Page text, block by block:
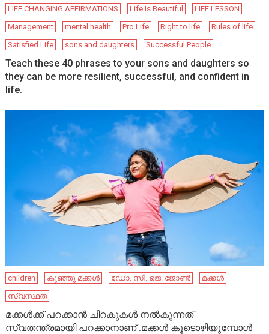
LIFE CHANGING AFFIRMATIONS
Life Is Beautiful
LIFE LESSON
Management
mental health Pro Life Right to life
Rules of life
Satisfied Life
sons and daughters Successful People
Teach these 40 phrases to your sons and daughters so
they can be more resilient, successful, and confident in
life.
children കുഞ്ഞു മക്കൾ ഡോ. സി. ജെ. ജോൺ
മക്കൾ
സ്വസ്ഥത
മക്കൾക്ക് പറക്കാൻ ചിറകുകൾ നൽകുന്നത്
സ്വതന്ത്രമായി പറക്കാനാണ് .മക്കൾ കൂടൊഴിയുമ്പോൾ